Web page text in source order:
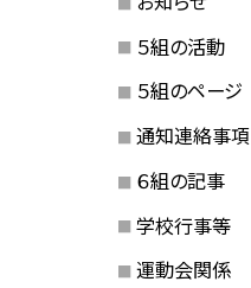
５組の活動
５組のページ
通知連絡事項
６組の記事
学校行事等
運動会関係